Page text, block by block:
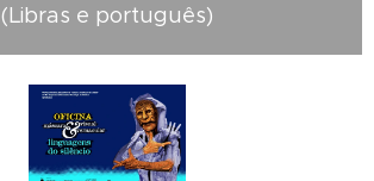
(Libras e português)